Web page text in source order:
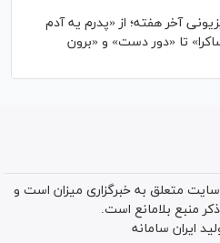
آخر هفته؛ از «پدرم یه آدم
تا «دور دست» و «برون
متعلق به خبرگزاری میزان است و
منبع بلامانع است.
ایران سامانه